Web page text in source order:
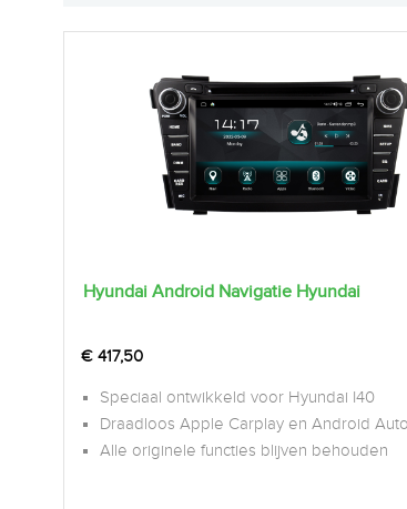
Hyundai Android Navigatie Hyundai
€ 417,50
Speciaal ontwikkeld voor Hyundai I40
Draadloos Apple Carplay en Android Auto
Alle originele functies blijven behouden